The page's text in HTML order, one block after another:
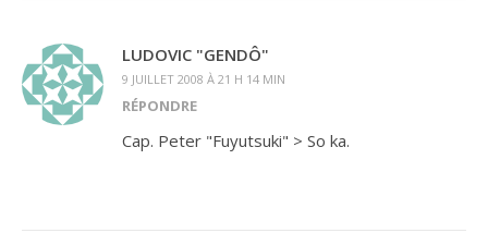
LUDOVIC "GENDÔ"
9 JUILLET 2008 À 21 H 14 MIN
RÉPONDRE
Cap. Peter "Fuyutsuki" > So ka.